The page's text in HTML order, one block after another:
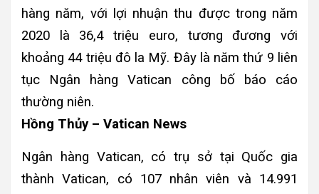
hàng năm, với lợi nhuận thu được trong năm
2020 là 36,4 triệu euro, tương đương với
khoảng 44 triệu đô la Mỹ. Đây là năm thứ 9 liên
tục Ngân hàng Vatican công bố báo cáo
thường niên.
Hồng Thủy – Vatican News
Ngân hàng Vatican, có trụ sở tại Quốc gia
thành Vatican, có 107 nhân viên và 14.991